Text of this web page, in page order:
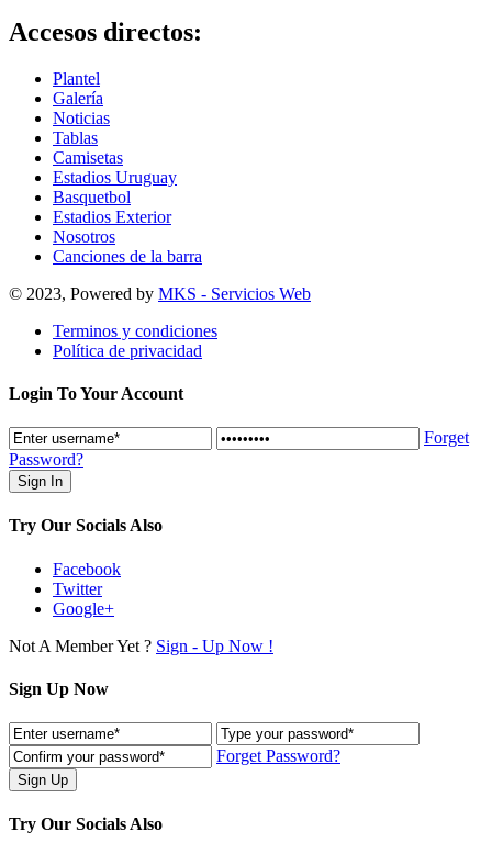
Accesos directos:
Plantel
Galería
Noticias
Tablas
Camisetas
Estadios Uruguay
Basquetbol
Estadios Exterior
Nosotros
Canciones de la barra
© 2023, Powered by MKS - Servicios Web
Terminos y condiciones
Política de privacidad
Login To Your Account
Forget
Password?
Try Our Socials Also
Facebook
Twitter
Google+
Not A Member Yet ? Sign - Up Now !
Sign Up Now
Forget Password?
Try Our Socials Also